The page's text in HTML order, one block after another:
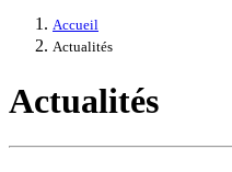
Accueil
Actualités
Actualités